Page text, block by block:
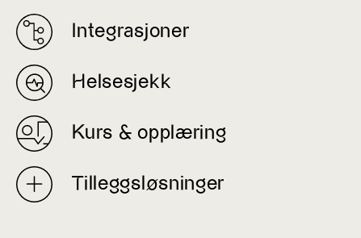
Integrasjoner
Helsesjekk
Kurs & opplæring
Tilleggsløsninger